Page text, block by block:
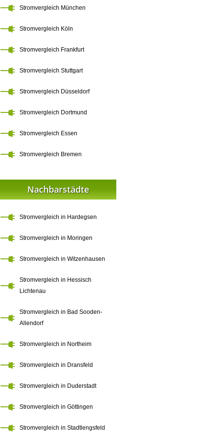
Stromvergleich München
Stromvergleich Köln
Stromvergleich Frankfurt
Stromvergleich Stuttgart
Stromvergleich Düsseldorf
Stromvergleich Dortmund
Stromvergleich Essen
Stromvergleich Bremen
Nachbarstädte
Stromvergleich in Hardegsen
Stromvergleich in Moringen
Stromvergleich in Witzenhausen
Stromvergleich in Hessisch
Lichtenau
Stromvergleich in Bad Sooden-
Allendorf
Stromvergleich in Northeim
Stromvergleich in Dransfeld
Stromvergleich in Duderstadt
Stromvergleich in Göttingen
Stromvergleich in Stadtlengsfeld